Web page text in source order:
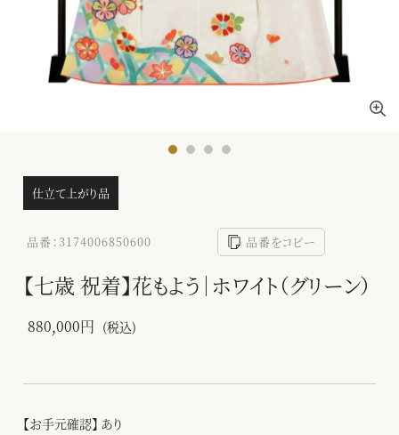
仕立て上がり品
品番：3174006850600 品番をコピー
【七歳 祝着】花もよう｜ホワイト（グリーン）
880,000円 (税込)
【お手元確認】 あり